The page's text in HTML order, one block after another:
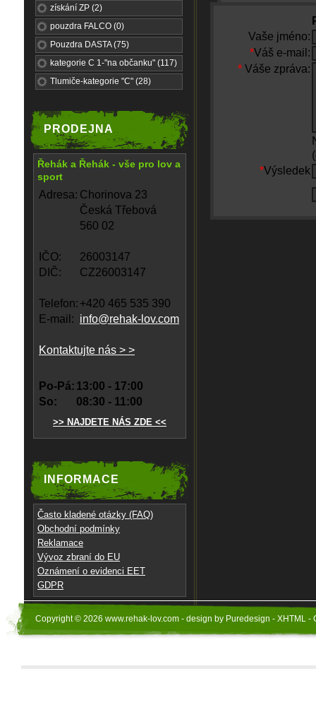
získání ZP (2)
pouzdra FALCO (0)
Pouzdra DASTA (75)
kategorie C 1-"na občanku" (117)
Tlumiče-kategorie "C" (28)
PRODEJNA
Řehák a Řehák - vše pro lov a
sport
Adresa: Chorinova 23
Česká Třebová
560 02
IČO:
26003147
DIČ:
CZ26003147
Telefon: +420 465 535 390
E-mail: info@rehak-lov.com
Kontaktujte nás > >
Po-Pá: 13:00 - 17:00
So:
08:30 - 11:00
>> NAJDETE NÁS ZDE <<
INFORMACE
Často kladené otázky (FAQ)
Obchodní podmínky
Reklamace
Vývoz zbraní do EU
Oznámení o evidenci EET
GDPR
Vaše jméno:
*Váš e-mail:
* Váše zpráva:
*Výsledek
Copyright © 2026 www.rehak-lov.com - design by Puredesign - XHTML -